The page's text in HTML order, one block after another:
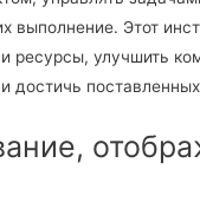
выполнение. Этот
ресурсы, улучшить
достичь